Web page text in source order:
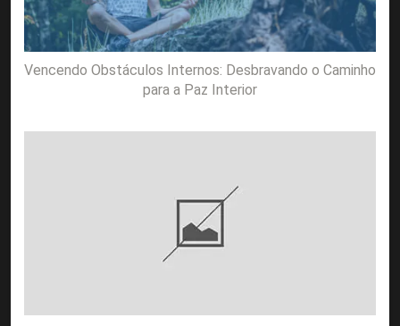
Vencendo Obstáculos Internos: Desbravando o Caminho
para a Paz Interior